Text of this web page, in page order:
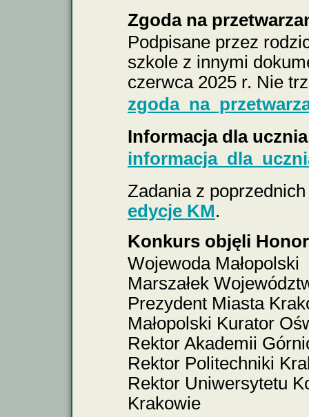
Zgoda na
Podpisane przez
szkole z innymi
czerwca 2025 r. Nie
Informacja dla ucznia
Zadania z
edycje KM.
Konkurs objęli
Wojewoda Małopolski
Marszałek
Prezydent Miasta
Małopolski Kurator
Rektor Akademii
Rektor Politechniki
Rektor Uniwersytetu
Krakowie